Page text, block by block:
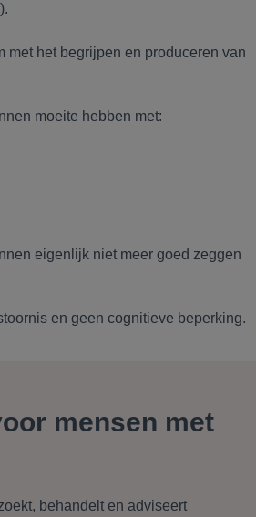
met het begrijpen en produceren van
moeite hebben met:
eigenlijk niet meer goed zeggen
en geen cognitieve beperking.
mensen met
behandelt en adviseert